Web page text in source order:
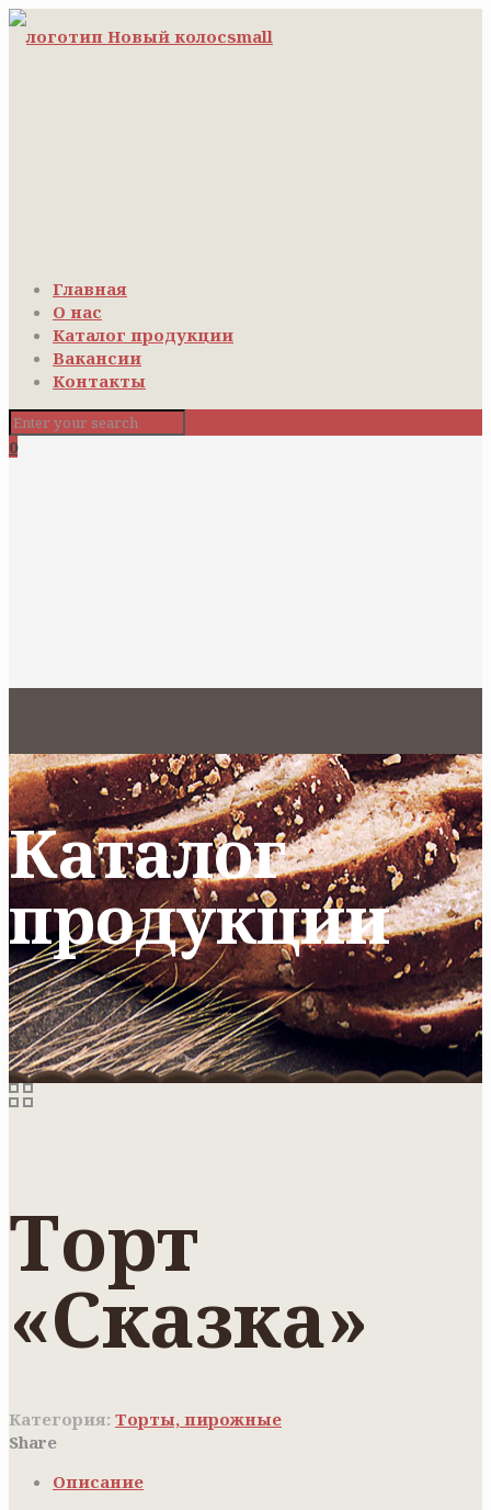
Главная
О нас
Каталог продукции
Вакансии
Контакты
0
Каталог
продукции
Торт
«Сказка»
Категория: Торты, пирожные
Share
Описание